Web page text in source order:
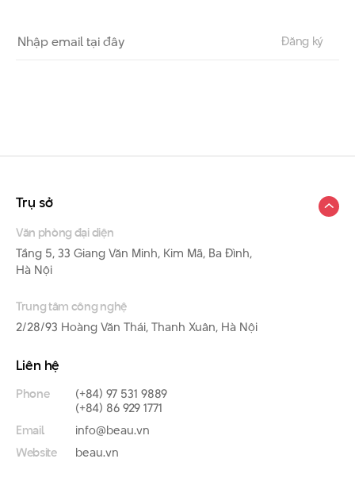
Trụ sở
Văn phòng đại diện
Tầng 5, 33 Giang Văn Minh, Kim Mã, Ba Đình,
Hà Nội
Trung tâm công nghệ
2/28/93 Hoàng Văn Thái, Thanh Xuân, Hà Nội
Liên hệ
Phone
(+84) 97 531 9889
(+84) 86 929 1771
Email
info@beau.vn
Website
beau.vn